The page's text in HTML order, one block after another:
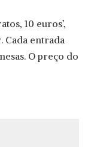
10 euros’,
Cada entrada
O preço do